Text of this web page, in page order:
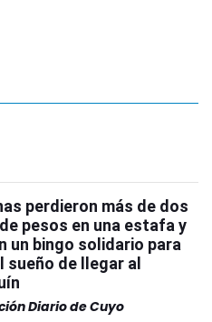
perdieron más de dos
pesos en una estafa y
un bingo solidario para
sueño de llegar al
Diario de Cuyo